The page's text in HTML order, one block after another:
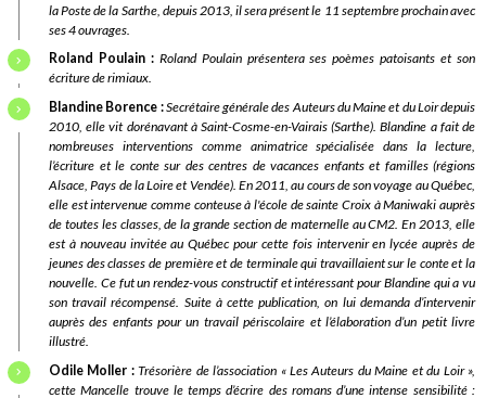
la Poste de la Sarthe, depuis 2013, il sera présent le 11 septembre prochain avec
ses 4 ouvrages.
Roland Poulain :Roland Poulain présentera ses poèmes patoisants et son
écriture de rimiaux.
Blandine Borence :Secrétaire générale des Auteurs du Maine et du Loir depuis
2010, elle vit dorénavant à Saint-Cosme-en-Vairais (Sarthe). Blandine a fait de
nombreuses interventions comme animatrice spécialisée dans la lecture,
l’écriture et le conte sur des centres de vacances enfants et familles (régions
Alsace, Pays de la Loire et Vendée). En 2011, au cours de son voyage au Québec,
elle est intervenue comme conteuse à l'école de sainte Croix à Maniwaki auprès
de toutes les classes, de la grande section de maternelle au CM2. En 2013, elle
est à nouveau invitée au Québec pour cette fois intervenir en lycée auprès de
jeunes des classes de première et de terminale qui travaillaient sur le conte et la
nouvelle. Ce fut un rendez-vous constructif et intéressant pour Blandine qui a vu
son travail récompensé. Suite à cette publication, on lui demanda d’intervenir
auprès des enfants pour un travail périscolaire et l’élaboration d’un petit livre
illustré.
Odile Moller :Trésorière de l’association « Les Auteurs du Maine et du Loir »,
cette Mancelle trouve le temps d’écrire des romans d’une intense sensibilité :